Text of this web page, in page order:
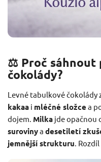
⚖️ Proč sáhnout
čokolády?
Levné tabulkové čokolády
kakaa i mléčné složce a
dojem. Milka jde opačnou
surovinya desetiletí
jemnější strukturu.